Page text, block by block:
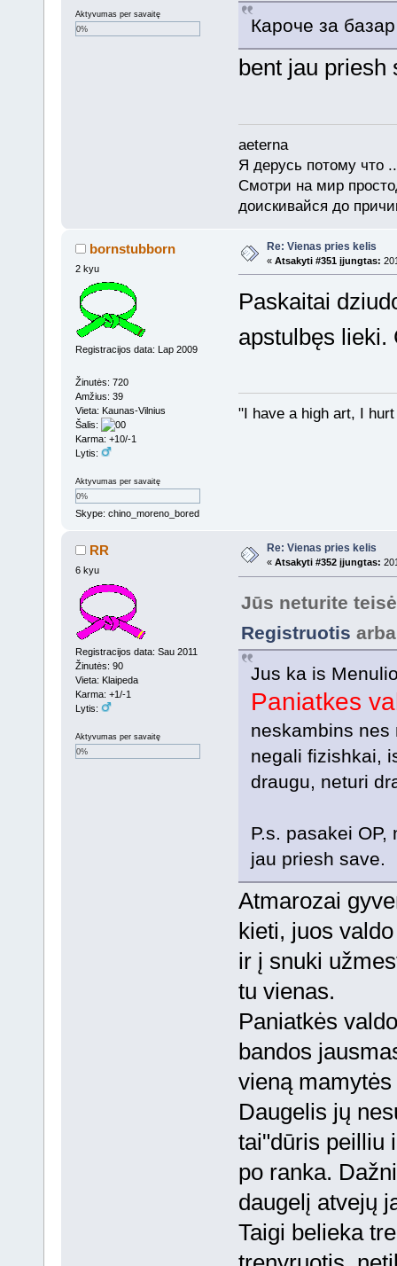
Aktyvumas per savaitę
0%
Кароче за
bent jau priesh
aeterna
Я дерусь потому что
Смотри на мир
доискивайся до
bornstubborn
2 kyu
Registracijos data: Lap 2009
Žinutės: 720
Amžius: 39
Vieta: Kaunas-Vilnius
Šalis:
Karma: +10/-1
Lytis:
Aktyvumas per savaitę
0%
Skype: chino_moreno_bored
Re: Vienas pries kelis
« Atsakyti #351 įjungtas:
Paskaitai
apstulbęs
"I have a high art, I
RR
6 kyu
Registracijos data: Sau 2011
Žinutės: 90
Vieta: Klaipeda
Karma: +1/-1
Lytis:
Aktyvumas per savaitę
0%
Re: Vienas pries kelis
« Atsakyti #352 įjungtas:
Jūs neturite
Registruotis
Jus ka is
Paniatkes
neskambins
negali fizishkai,
draugu, neturi
P.s. pasakei
jau priesh save.
Atmarozai
kieti, juos
ir į snuki
tu vienas.
Paniatkės
bandos
vieną
Daugelis jų
tai"dūris peilliu
po ranka.
daugelį atvejų
Taigi belieka